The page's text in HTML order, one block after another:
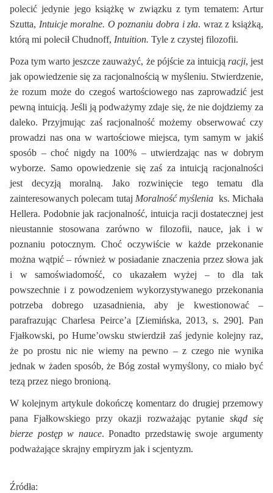
polecić jedynie jego książkę w związku z tym tematem: Artur
Szutta, Intuicje moralne. O poznaniu dobra i zła. wraz z książką,
którą mi polecił Chudnoff,Intuition.Tyle z czystej filozofii.
Poza tym warto jeszcze zauważyć, że pójście za intuicją racji, jest
jak opowiedzenie się za racjonalnością w myśleniu. Stwierdzenie,
że rozum może do czegoś wartościowego nas zaprowadzić jest
pewną intuicją. Jeśli ją podważymy zdaje się, że nie dojdziemy za
daleko. Przyjmując zaś racjonalność możemy obserwować czy
prowadzi nas ona w wartościowe miejsca, tym samym w jakiś
sposób – choć nigdy na 100% – utwierdzając nas w dobrym
wyborze. Samo opowiedzenie się zaś za intuicją racjonalności
jest decyzją moralną. Jako rozwinięcie tego tematu dla
zainteresowanych polecam tutaj Moralność myślenia ks. Michała
Hellera. Podobnie jak racjonalność, intuicja racji dostatecznej jest
nieustannie stosowana zarówno w filozofii, nauce, jak i w
poznaniu potocznym. Choć oczywiście w każde przekonanie
można wątpić – również w posiadanie znaczenia przez słowa jak
i w samoświadomość, co ukazałem wyżej – to dla tak
powszechnie i z powodzeniem wykorzystywanego przekonania
potrzeba dobrego uzasadnienia, aby je kwestionować –
parafrazując Charlesa Peirce’a [Ziemińska, 2013, s. 290]. Pan
Fjałkowski, po Hume’owsku stwierdził zaś jedynie kolejny raz,
że po prostu nic nie wiemy na pewno – z czego nie wynika
jednak w żaden sposób, że Bóg został wymyślony, co miało być
tezą przez niego bronioną.
W kolejnym artykule dokończę komentarz do drugiej przemowy
pana Fjałkowskiego przy okazji rozważając pytanie skąd się
bierze postęp w nauce. Ponadto przedstawię swoje argumenty
podważające skrajny empiryzm jak i scjentyzm.
Źródła: